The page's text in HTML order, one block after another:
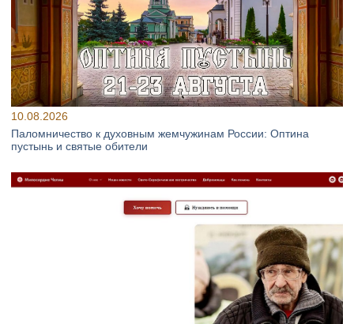
10.08.2026
Паломничество к духовным жемчужинам России: Оптина
пустынь и святые обители